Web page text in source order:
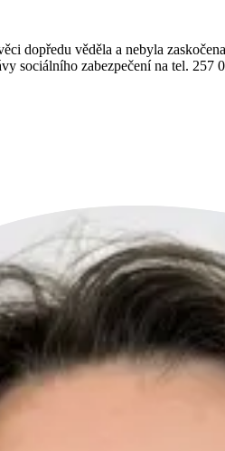
dopředu věděla a nebyla
sociálního zabezpečení na tel.